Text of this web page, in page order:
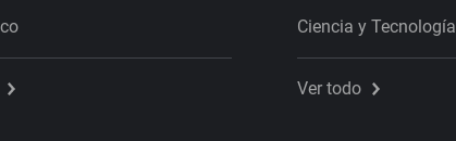
Ciencia y Tecnología
Ver todo